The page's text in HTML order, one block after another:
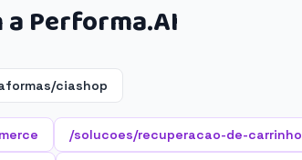
a Performa.AI
ciashop
/solucoes/recuperacao-de-